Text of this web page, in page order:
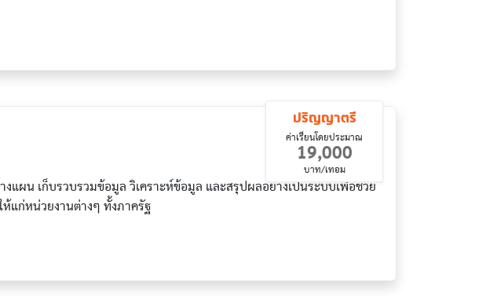
แผน เก็บรวบรวมข้อมูล วิเคราะห์ข้อมูล และสรุปผลอย่างเป็นระบบเพื่อช่วย
ห้แก่หน่วยงานต่างๆ ทั้งภาครัฐ
ปริญญาตรี
ค่าเรียนโดยประมาณ
19,000
บาท/เทอม